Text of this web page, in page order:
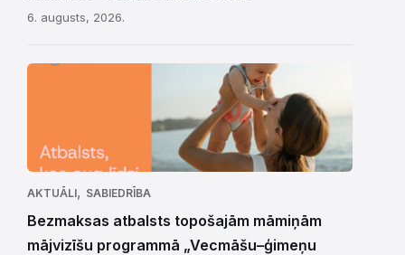
6. augusts, 2026.
AKTUĀLI, SABIEDRĪBA
Bezmaksas atbalsts topošajām māmiņām
mājvizīšu programmā „Vecmāšu–ģimeņu